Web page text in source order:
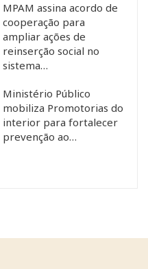
MPAM assina acordo de
cooperação para
ampliar ações de
reinserção social no
sistema…
Ministério Público
mobiliza Promotorias do
interior para fortalecer
prevenção ao…